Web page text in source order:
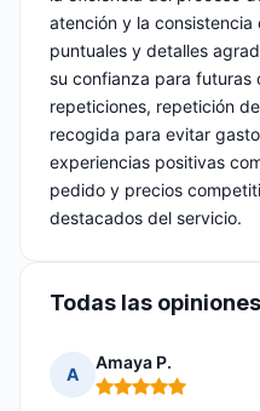
atención y la
puntuales y detalles
su confianza para futuras
repeticiones, repetición
recogida para evitar
experiencias positivas
pedido y precios
destacados del servicio.
Todas las opiniones
A
Amaya P.
Nota: 5 de 5